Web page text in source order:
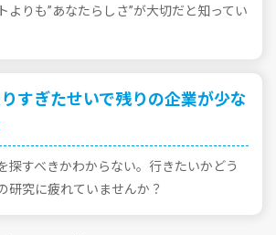
よりも”あなたらしさ”が⼤切だと知ってい
すぎたせいで残りの企業が少な
探すべきかわからない。⾏きたいかどう
研究に疲れていませんか？